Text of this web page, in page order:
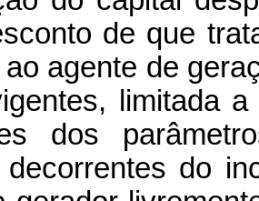
de que
agente de
limitada
dos
decorrentes do